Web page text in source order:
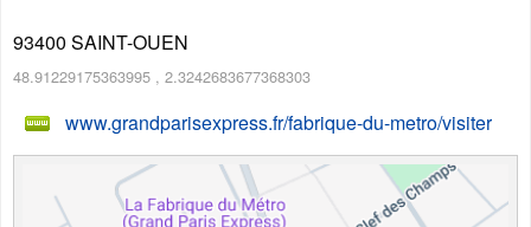
93400 SAINT-OUEN
48.91229175363995 , 2.3242683677368303
www.grandparisexpress.fr/fabrique-du-metro/visiter